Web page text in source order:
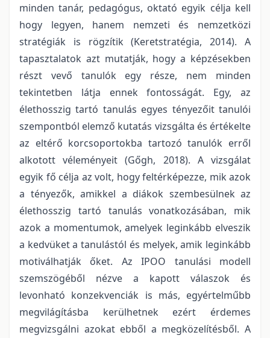
minden tanár, pedagógus, oktató egyik célja kell
hogy legyen, hanem nemzeti és nemzetközi
stratégiák is rögzítik (Keretstratégia, 2014). A
tapasztalatok azt mutatják, hogy a képzésekben
részt vevő tanulók egy része, nem minden
tekintetben látja ennek fontosságát. Egy, az
élethosszig tartó tanulás egyes tényezőit tanulói
szempontból elemző kutatás vizsgálta és értékelte
az eltérő korcsoportokba tartozó tanulók erről
alkotott véleményeit (Gőgh, 2018). A vizsgálat
egyik fő célja az volt, hogy feltérképezze, mik azok
a tényezők, amikkel a diákok szembesülnek az
élethosszig tartó tanulás vonatkozásában, mik
azok a momentumok, amelyek leginkább elveszik
a kedvüket a tanulástól és melyek, amik leginkább
motiválhatják őket. Az IPOO tanulási modell
szemszögéből nézve a kapott válaszok és
levonható konzekvenciák is más, egyértelműbb
megvilágításba kerülhetnek ezért érdemes
megvizsgálni azokat ebből a megközelítésből. A